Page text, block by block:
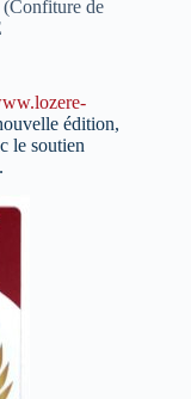
de
édition,
le soutien